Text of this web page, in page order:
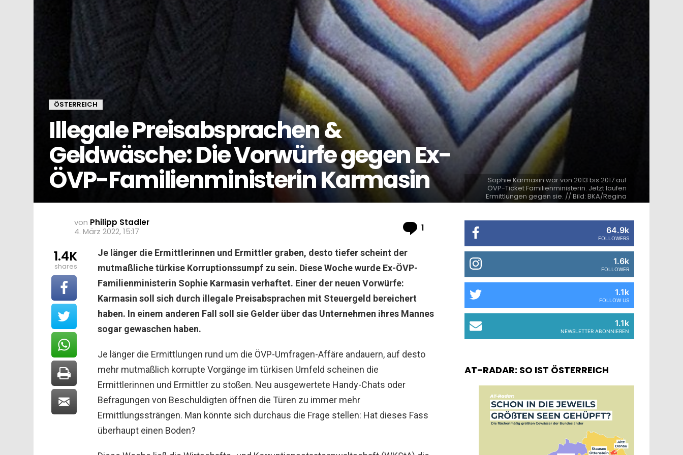
ÖSTERREICH
Illegale Preisabsprachen &
Geldwäsche: Die Vorwürfe gegen Ex-
ÖVP-Familienministerin Karmasin
Sophie Karmasin war von 2013 bis 2017 auf
ÖVP-Ticket Familienministerin. Jetzt laufen
Ermittlungen gegen sie. // Bild: BKA/Regina
von Philipp Stadler
4. März 2022, 15:17
1
Je länger die Ermittlerinnen und Ermittler graben, desto tiefer scheint der
mutmaßliche türkise Korruptionssumpf zu sein. Diese Woche wurde Ex-ÖVP-
Familienministerin Sophie Karmasin verhaftet. Einer der neuen Vorwürfe:
Karmasin soll sich durch illegale Preisabsprachen mit Steuergeld bereichert
haben. In einem anderen Fall soll sie Gelder über das Unternehmen ihres Mannes
sogar gewaschen haben.
Je länger die Ermittlungen rund um die ÖVP-Umfragen-Affäre andauern, auf desto
mehr mutmaßlich korrupte Vorgänge im türkisen Umfeld scheinen die
Ermittlerinnen und Ermittler zu stoßen. Neu ausgewertete Handy-Chats oder
Befragungen von Beschuldigten öffnen die Türen zu immer mehr
Ermittlungssträngen. Man könnte sich durchaus die Frage stellen: Hat dieses Fass
überhaupt einen Boden?
1.4K
shares
64.9k
FOLLOWERS
1.6k
FOLLOWER
1.1k
FOLLOW US
1.1k
NEWSLETTER ABONNIEREN
AT-RADAR: SO IST ÖSTERREICH